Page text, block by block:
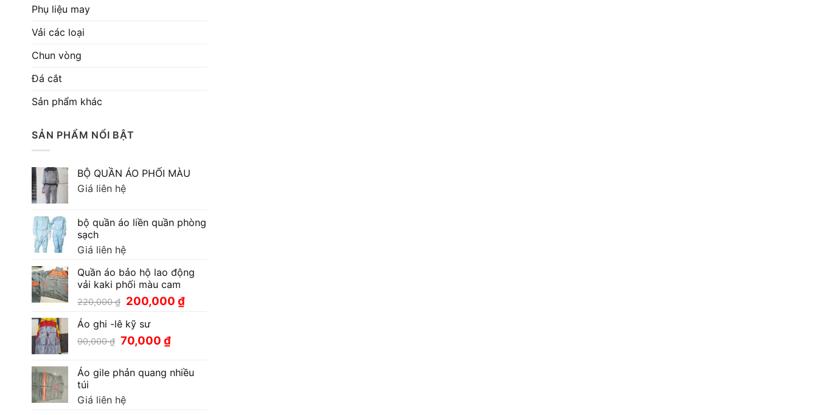
Phụ liệu may
Vải các loại
Chun vòng
Đá cắt
Sản phẩm khác
SẢN PHẨM NỔI BẬT
BỘ QUẦN ÁO PHỐI MÀU
Giá liên hệ
bộ quần áo liền quần phòng
sạch
Giá liên hệ
Quần áo bảo hộ lao động
vải kaki phối màu cam
220,000₫ Giá
là:
220,000 ₫.
200,000₫Giá
Áo ghi -lê kỹ sư
90,000₫ Giá
90,000 ₫.
70,000₫Giá
là:
Áo gile phản quang nhiều
túi
Giá liên hệ